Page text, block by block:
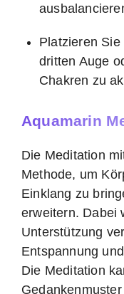
Platzieren
dritten Auge
Chakren zu
Aquamarin
Die Meditation
Methode, um
Einklang zu
erweitern. Dabei
Unterstützung
Entspannung
Die Meditation